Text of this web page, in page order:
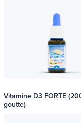
Vitamine D3 FORTE
goutte)